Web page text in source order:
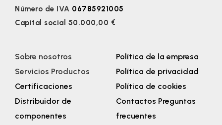
Número de IVA 06785921005
Capital social 50.000,00 €
Sobre nosotros
Servicios Productos
Certificaciones
Distribuidor de
componentes
Política de la empresa
Política de privacidad
Política de cookies
Contactos Preguntas
frecuentes